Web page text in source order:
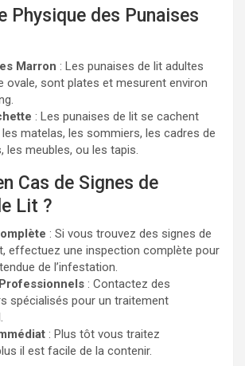
Physique des Punaises
Marron : Les punaises de lit adultes
ovale, sont plates et mesurent environ
: Les punaises de lit se cachent
matelas, les sommiers, les cadres de
les meubles, ou les tapis.
Cas de Signes de
Lit ?
: Si vous trouvez des signes de
effectuez une inspection complète pour
de l’infestation.
: Contactez des
spécialisés pour un traitement
: Plus tôt vous traitez
il est facile de la contenir.